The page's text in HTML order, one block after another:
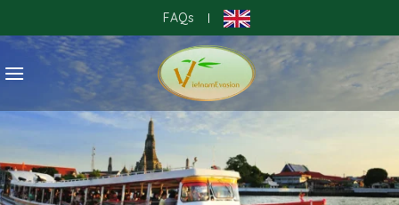
to
content
FAQs |